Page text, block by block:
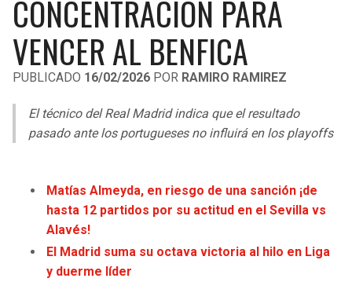
LIGA DE EXPANSIÓN MX
LEAGUES CUP
UEFA EUROPA LEAGUE
UEFA CONFERENCE LEAGUE
MLS
COPA LIBERTADORES
LIGA BETPLAY
OTRAS LIGAS
CONCENTRACIÓN PARA
VENCER AL BENFICA
PUBLICADO 16/02/2026 POR RAMIRO RAMIREZ
El técnico del Real Madrid indica que el resultado
pasado ante los portugueses no influirá en los playoffs
Matías Almeyda, en riesgo de una sanción ¡de
hasta 12 partidos por su actitud en el Sevilla vs
Alavés!
El Madrid suma su octava victoria al hilo en Liga
y duerme líder